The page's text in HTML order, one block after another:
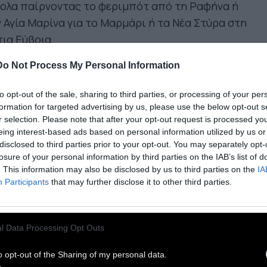
Not Process My Personal Information
opt-out of the sale, sharing to third parties, or processing of your
for targeted advertising by us, please use the below opt-out
selection. Please note that after your opt-out request is processed
interest-based ads based on personal information utilized by us
to third parties prior to your opt-out. You may separately
of your personal information by third parties on the IAB’s list of
This information may also be disclosed by us to third parties on the
Participants that may further disclose it to other third parties.
Data Processing Opt Outs
opt-out of the Sharing of my personal data.
παίρνοντας το φεριμπότ από τη Ραφήνα ή
Αγία Μαρίνα για το Μαρμάρι ή τα Νέα Στύρα στη
Εύβοια.
παραλίες με ατέλειωτες
καλύπτουν κάθε επιθυμία για κολύμπι,
καταδύσεις, surfing, kite surf, ψάρεμα
ιστιοπλοΐα. Απολαύστε τη θάλασσα στη Μεγάλη
στο Γιαννίτσι, την Αρχάμπολη και τον Άγιο
Από την Κάρυστο οργανώνονται και
εκδρομές με σκάφοςενώ, αν αγαπάτε τις
την παρατήρηση της υποβρύχιας ζωής.
Η καταπληκτική ρυμοτομία της, την οποία
στον Βαυαρό μηχανικό Μίρμπαχ που